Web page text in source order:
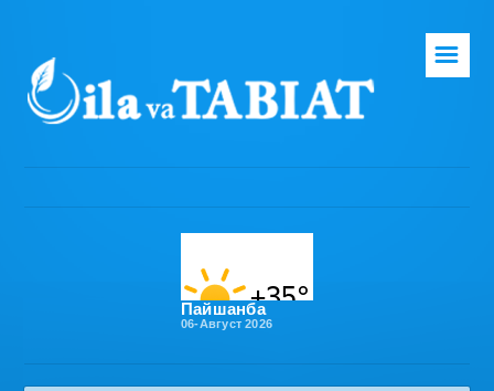
Бош саҳифа
☰
Пайшанба
06-Август 2026